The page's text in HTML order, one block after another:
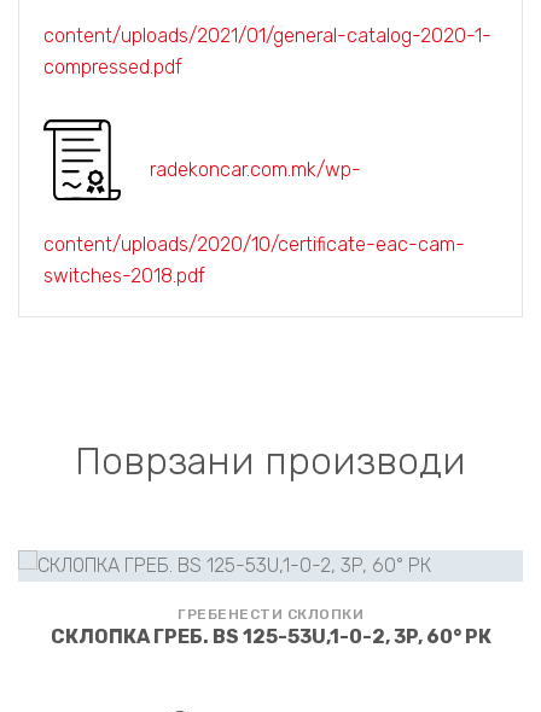
content/uploads/2021/01/general-catalog-2020-1-
compressed.pdf
radekoncar.com.mk/wp-
content/uploads/2020/10/certificate-eac-cam-
switches-2018.pdf
Поврзани производи
ГРЕБЕНЕСТИ СКЛОПКИ
СКЛОПКА ГРЕБ. BS 125-53U,1-0-2, 3P, 60° РК